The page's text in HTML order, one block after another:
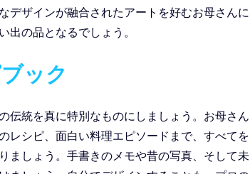
デザインが融合されたアートを好むお母さんに
出の品となるでしょう。
ック
伝統を真に特別なものにしましょう。お母さん
レシピ、面白い料理エピソードまで、すべてを
ましょう。手書きのメモや昔の写真、そして未